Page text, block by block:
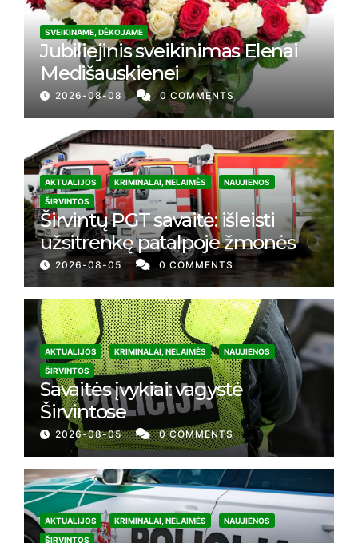
SVEIKINAME, DĖKOJAME
Jubiliejinis sveikinimas Elenai
Medišauskienei
2026-08-08 0 COMMENTS
AKTUALIJOS KRIMINALAI, NELAIMĖS
NAUJIENOS
ŠIRVINTOS
Širvintų PGT savaitė: išleisti
užsitrenkę patalpoje žmonės
2026-08-05 0 COMMENTS
AKTUALIJOS KRIMINALAI, NELAIMĖS
NAUJIENOS
ŠIRVINTOS
Savaitės įvykiai: vagystė
Širvintose
2026-08-05 0 COMMENTS
AKTUALIJOS KRIMINALAI, NELAIMĖS
NAUJIENOS
ŠIRVINTOS